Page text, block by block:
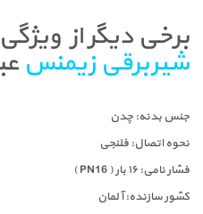
برخی دیگر از
شیربرقی زیمنس
جنس بدنه: چدن
نحوه اتصال: فلنجی
فشار نامی: ۱۶ بار ( PN16 )
کشور سازنده: آلمان